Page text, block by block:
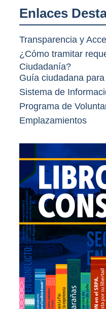
Enlaces
Transparencia y
¿Cómo tramitar
Ciudadanía?
Guía ciudadana
Sistema de
Programa de
Emplazamientos